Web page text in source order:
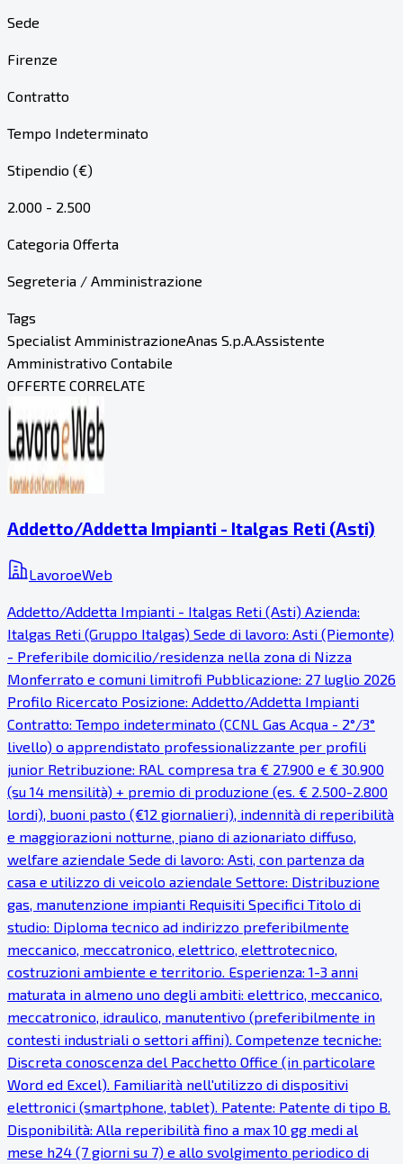
Sede
Firenze
Contratto
Tempo Indeterminato
Stipendio (€)
2.000 - 2.500
Categoria Offerta
Segreteria / Amministrazione
Tags
Specialist AmministrazioneAnas S.p.A.Assistente
Amministrativo Contabile
OFFERTE CORRELATE
Addetto/Addetta Impianti - Italgas Reti (Asti)
LavoroeWeb
Addetto/Addetta Impianti - Italgas Reti (Asti) Azienda:
Italgas Reti (Gruppo Italgas) Sede di lavoro: Asti (Piemonte)
- Preferibile domicilio/residenza nella zona di Nizza
Monferrato e comuni limitrofi Pubblicazione: 27 luglio 2026
Profilo Ricercato Posizione: Addetto/Addetta Impianti
Contratto: Tempo indeterminato (CCNL Gas Acqua - 2°/3°
livello) o apprendistato professionalizzante per profili
junior Retribuzione: RAL compresa tra € 27.900 e € 30.900
(su 14 mensilità) + premio di produzione (es. € 2.500-2.800
lordi), buoni pasto (€12 giornalieri), indennità di reperibilità
e maggiorazioni notturne, piano di azionariato diffuso,
welfare aziendale Sede di lavoro: Asti, con partenza da
casa e utilizzo di veicolo aziendale Settore: Distribuzione
gas, manutenzione impianti Requisiti Specifici Titolo di
studio: Diploma tecnico ad indirizzo preferibilmente
meccanico, meccatronico, elettrico, elettrotecnico,
costruzioni ambiente e territorio. Esperienza: 1-3 anni
maturata in almeno uno degli ambiti: elettrico, meccanico,
meccatronico, idraulico, manutentivo (preferibilmente in
contesti industriali o settori affini). Competenze tecniche:
Discreta conoscenza del Pacchetto Office (in particolare
Word ed Excel). Familiarità nell'utilizzo di dispositivi
elettronici (smartphone, tablet). Patente: Patente di tipo B.
Disponibilità: Alla reperibilità fino a max 10 gg medi al
mese h24 (7 giorni su 7) e allo svolgimento periodico di